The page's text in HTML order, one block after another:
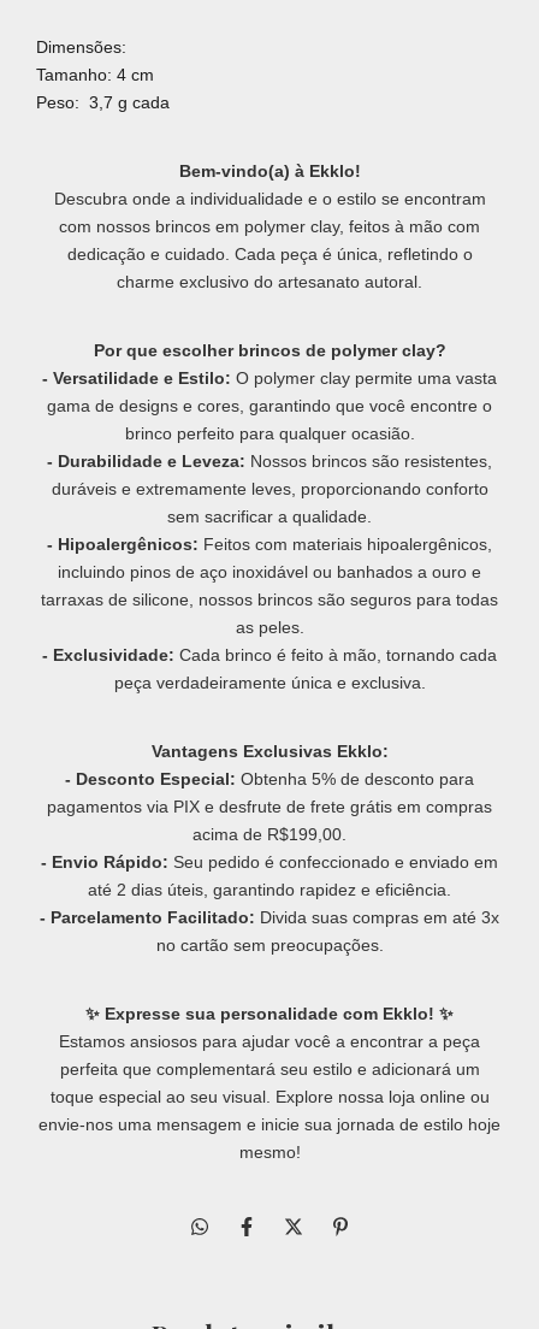
Dimensões:
Tamanho: 4 cm
Peso: 3,7 g cada
Bem-vindo(a) à Ekklo!
Descubra onde a individualidade e o estilo se encontram
com nossos brincos em polymer clay, feitos à mão com
dedicação e cuidado. Cada peça é única, refletindo o
charme exclusivo do artesanato autoral.
Por que escolher brincos de polymer clay?
- Versatilidade e Estilo: O polymer clay permite uma vasta
gama de designs e cores, garantindo que você encontre o
brinco perfeito para qualquer ocasião.
- Durabilidade e Leveza: Nossos brincos são resistentes,
duráveis e extremamente leves, proporcionando conforto
sem sacrificar a qualidade.
- Hipoalergênicos: Feitos com materiais hipoalergênicos,
incluindo pinos de aço inoxidável ou banhados a ouro e
tarraxas de silicone, nossos brincos são seguros para todas
as peles.
- Exclusividade: Cada brinco é feito à mão, tornando cada
peça verdadeiramente única e exclusiva.
Vantagens Exclusivas Ekklo:
- Desconto Especial: Obtenha 5% de desconto para
pagamentos via PIX e desfrute de frete grátis em compras
acima de R$199,00.
- Envio Rápido: Seu pedido é confeccionado e enviado em
até 2 dias úteis, garantindo rapidez e eficiência.
- Parcelamento Facilitado: Divida suas compras em até 3x
no cartão sem preocupações.
✨ Expresse sua personalidade com Ekklo! ✨
Estamos ansiosos para ajudar você a encontrar a peça
perfeita que complementará seu estilo e adicionará um
toque especial ao seu visual. Explore nossa loja online ou
envie-nos uma mensagem e inicie sua jornada de estilo hoje
mesmo!